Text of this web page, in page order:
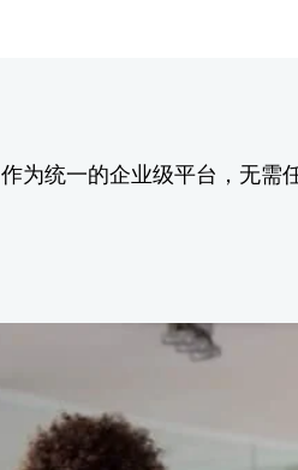
作为统一的企业级平台，无需